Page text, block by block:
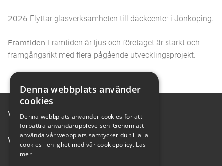
2026 Flyttar glasverksamheten till däckcenter i Jönköping.
Framtiden Framtiden är ljus och företaget är starkt och
framgångsrikt med flera pågående utvecklingsprojekt.
Våra tjänster
Våra anläggningar
Denna webbplats använder
cookies
Denna webbplats använder cookies för att
förbättra användarupplevelsen. Genom att
använda vår webbplats samtycker du till alla
cookies i enlighet med vår cookiepolicy. Läs
mer